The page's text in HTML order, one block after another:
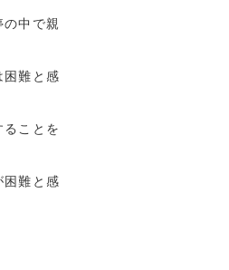
中で親
難と感
ことを
難と感